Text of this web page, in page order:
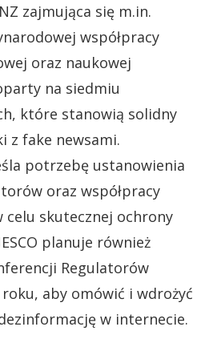
zajmująca się m.in.
współpracy
oraz naukowej
na siedmiu
które stanowią solidny
z fake newsami.
potrzebę ustanowienia
oraz współpracy
celu skutecznej ochrony
planuje również
Regulatorów
aby omówić i wdrożyć
w internecie.